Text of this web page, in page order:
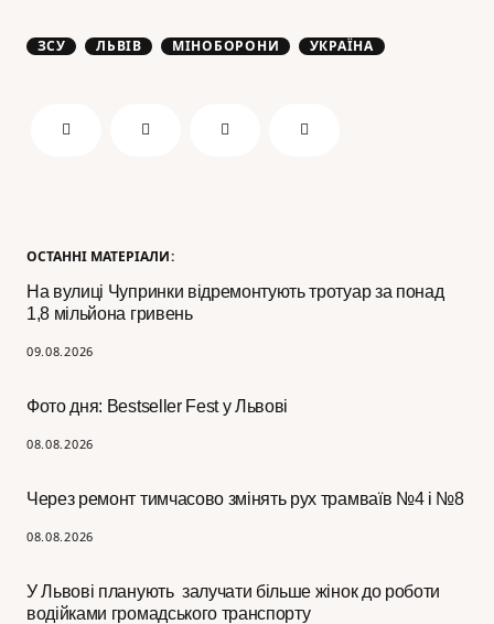
ОСТАННІ МАТЕРІАЛИ:
На вулиці Чупринки відремонтують тротуар за понад
1,8 мільйона гривень
09.08.2026
Фото дня: Bestseller Fest у Львові
08.08.2026
Через ремонт тимчасово змінять рух трамваїв №4 і №8
08.08.2026
У Львові планують залучати більше жінок до роботи
водійками громадського транспорту
ЗСУ ЛЬВІВ МІНОБОРОНИ УКРАЇНА